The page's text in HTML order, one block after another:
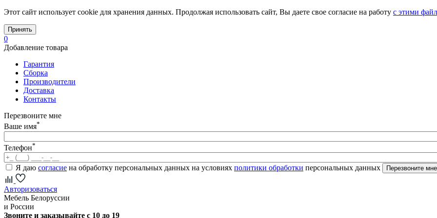
Этот сайт использует cookie для хранения данных. Продолжая использовать сайт, Вы даете свое согласие на работу с этими
Принять
0
Добавление товара
Гарантия
Сборка
Производители
Доставка
Контакты
Перезвоните мне
Ваше имя*
Телефон*
Я даю согласие на обработку персональных данных на условиях политики обработки персональных данных
Авторизоваться
Мебель Белоруссии
и России
Звоните и заказывайте с 10 до 19